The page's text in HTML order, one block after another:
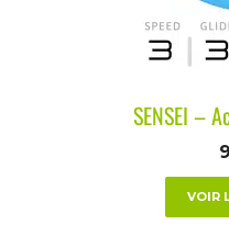
SENSEI –
VOIR